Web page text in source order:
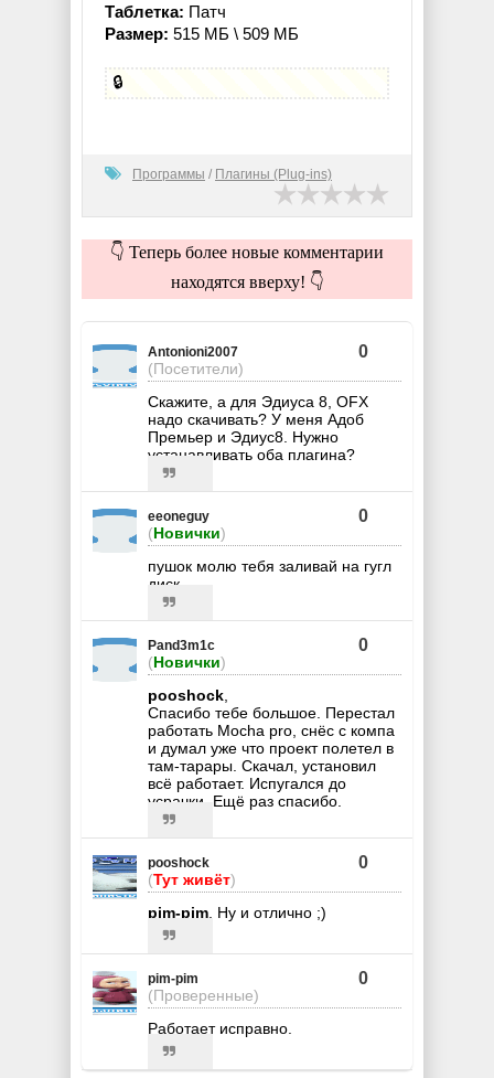
Таблетка: Патч
Размер: 515 МБ \ 509 МБ
🔒
Программы / Плагины (Plug-ins)
👇 Теперь более новые комментарии
находятся вверху! 👇
Antonioni2007
(Посетители)
0
Скажите, а для Эдиуса 8, OFX
надо скачивать? У меня Адоб
Премьер и Эдиус8. Нужно
устанавливать оба плагина?
eeoneguy
(Новички)
0
пушок молю тебя заливай на гугл
диск..
Pand3m1c
(Новички)
0
pooshock
Спасибо тебе большое. Перестал
работать Mocha pro, снёс с компа
и думал уже что проект полетел в
там-тарары. Скачал, установил
всё работает. Испугался до
усрачки. Ещё раз спасибо.
pooshock
(Тут живёт)
0
pim-pim , Ну и отлично ;)
pim-pim
(Проверенные)
0
Работает исправно.